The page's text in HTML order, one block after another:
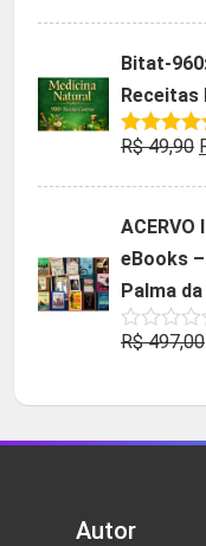
de
Bitat-
Receitas
Avaliação
R$49,90
eBooks
Palma
Avaliação
5
R$497,00
Autor